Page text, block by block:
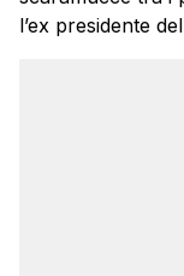
l’ex presidente